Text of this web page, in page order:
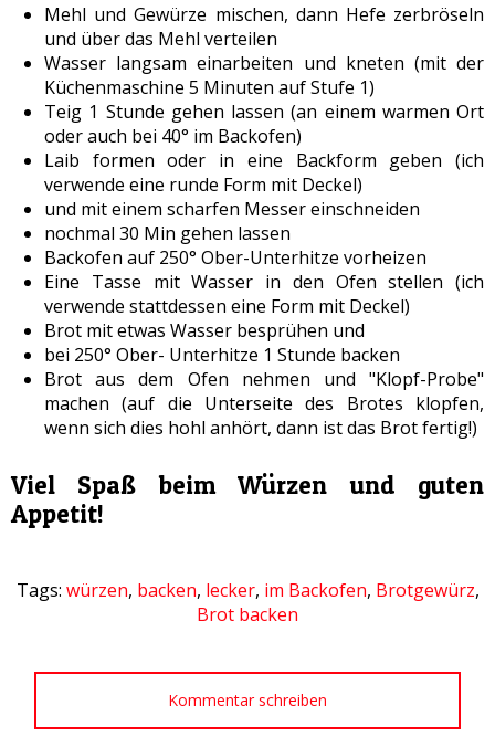
Mehl und Gewürze mischen, dann Hefe zerbröseln
und über das Mehl verteilen
Wasser langsam einarbeiten und kneten (mit der
Küchenmaschine 5 Minuten auf Stufe 1)
Teig 1 Stunde gehen lassen (an einem warmen Ort
oder auch bei 40° im Backofen)
Laib formen oder in eine Backform geben (ich
verwende eine runde Form mit Deckel)
und mit einem scharfen Messer einschneiden
nochmal 30 Min gehen lassen
Backofen auf 250° Ober-Unterhitze vorheizen
Eine Tasse mit Wasser in den Ofen stellen (ich
verwende stattdessen eine Form mit Deckel)
Brot mit etwas Wasser besprühen und
bei 250° Ober- Unterhitze 1 Stunde backen
Brot aus dem Ofen nehmen und "Klopf-Probe"
machen (auf die Unterseite des Brotes klopfen,
wenn sich dies hohl anhört, dann ist das Brot fertig!)
Viel Spaß beim Würzen und guten
Appetit!
Tags: würzen, backen, lecker, im Backofen, Brotgewürz,
Brot backen
Kommentar schreiben